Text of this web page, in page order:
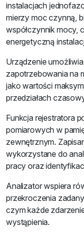
instalacjach
mierzy moc czynną,
współczynnik mocy,
energetyczną
Urządzenie
zapotrzebowania na
jako wartości
przedziałach
Funkcja rejestratora
pomiarowych w
zewnętrznym.
wykorzystane do
pracy oraz
Analizator wspiera
przekroczenia
czym każde
wystąpienia.